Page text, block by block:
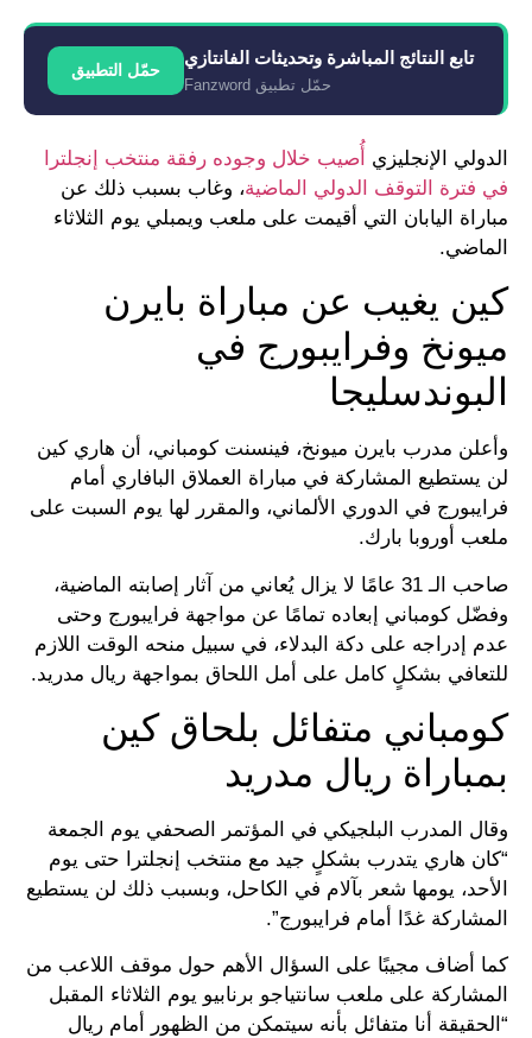
تابع النتائج المباشرة وتحديثات الفانتازي
حمّل تطبيق Fanzword
حمّل التطبيق
الدولي الإنجليزي أُصيب خلال وجوده رفقة منتخب إنجلترا
في فترة التوقف الدولي الماضية، وغاب بسبب ذلك عن
مباراة اليابان التي أقيمت على ملعب ويمبلي يوم الثلاثاء
الماضي.
كين يغيب عن مباراة بايرن
ميونخ وفرايبورج في
البوندسليجا
وأعلن مدرب بايرن ميونخ، فينسنت كومباني، أن هاري كين
لن يستطيع المشاركة في مباراة العملاق البافاري أمام
فرايبورج في الدوري الألماني، والمقرر لها يوم السبت على
ملعب أوروبا بارك.
صاحب الـ 31 عامًا لا يزال يُعاني من آثار إصابته الماضية،
وفضّل كومباني إبعاده تمامًا عن مواجهة فرايبورج وحتى
عدم إدراجه على دكة البدلاء، في سبيل منحه الوقت اللازم
للتعافي بشكلٍ كامل على أمل اللحاق بمواجهة ريال مدريد.
كومباني متفائل بلحاق كين
بمباراة ريال مدريد
وقال المدرب البلجيكي في المؤتمر الصحفي يوم الجمعة
“كان هاري يتدرب بشكلٍ جيد مع منتخب إنجلترا حتى يوم
الأحد، يومها شعر بآلام في الكاحل، وبسبب ذلك لن يستطيع
المشاركة غدًا أمام فرايبورج”.
كما أضاف مجيبًا على السؤال الأهم حول موقف اللاعب من
المشاركة على ملعب سانتياجو برنابيو يوم الثلاثاء المقبل
“الحقيقة أنا متفائل بأنه سيتمكن من الظهور أمام ريال